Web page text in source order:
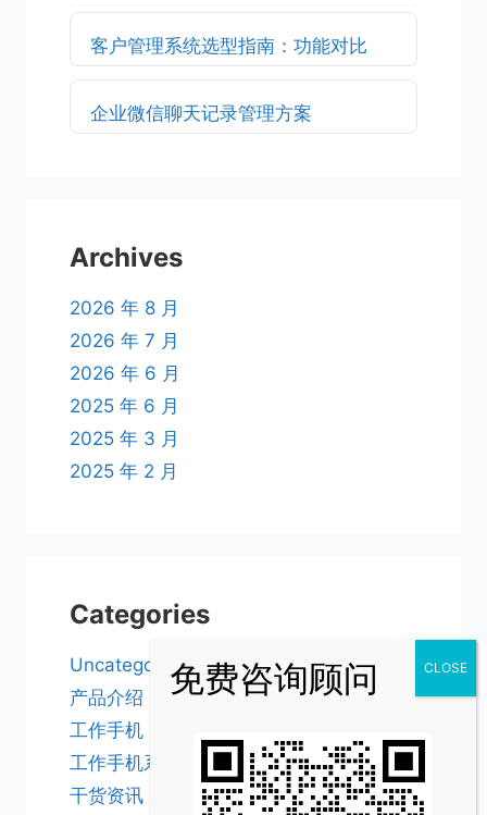
客户管理系统选型指南：功能对比
企业微信聊天记录管理方案
Archives
2026 年 8 月
2026 年 7 月
2026 年 6 月
2025 年 6 月
2025 年 3 月
2025 年 2 月
Categories
Uncategorized
产品介绍
工作手机
工作手机系统
干货资讯